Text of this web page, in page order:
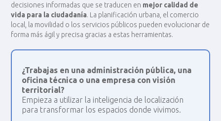
decisiones informadas que se traducen en mejor calidad de
vida para la ciudadanía. La planificación urbana, el comercio
local, la movilidad o los servicios públicos pueden evolucionar de
forma más ágil y precisa gracias a estas herramientas.
¿Trabajas en una administración pública, una
oficina técnica o una empresa con visión
territorial?
Empieza a utilizar la inteligencia de localización
para transformar los espacios donde vivimos.